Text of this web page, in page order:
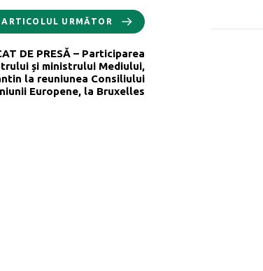
ARTICOLUL URMĂTOR
DE PRESĂ – Participarea
și ministrului Mediului,
la reuniunea Consiliului
Europene, la Bruxelles